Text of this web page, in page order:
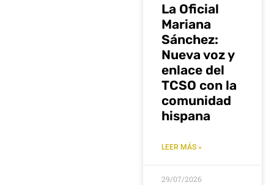
La Oficial
Mariana
Sánchez:
Nueva voz y
enlace del
TCSO con la
comunidad
hispana
LEER MÁS »
29/07/2026